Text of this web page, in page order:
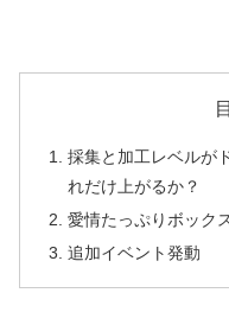
採集と加工レベルが
れだけ上がるか？
愛情たっぷりボック
追加イベント発動